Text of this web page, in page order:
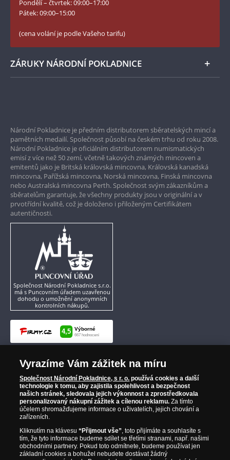
Numismatické novinky
Twitter Národní Pokladnice
LinkedIn Národní Pokladnice
Instagram Národní Pokladnice
Pondělí – čtvrtek: 09:00–17:00
Pátek: 09:00–15:00
(cena volání je podle Vašeho tarifu)
ZÁRUKY NÁRODNÍ POKLADNICE
Garance nejvyšší kvality
Pouze originální produkty
Národní Pokladnice je předním distributorem sběratelských mincí a
pamětních medailí. Společnost působí na českém trhu od roku 2008.
Národní Pokladnice je oficiálním distributorem numismatických
emisí z více než 50 zemí, včetně takových známých mincoven a
emitentů jako je Britská královská mincovna, Královská kanadská
mincovna, Pařížská mincovna, Norská mincovna, Finská mincovna
nebo Australská mincovna Perth. Společnost svým zákazníkům a
sběratelům garantuje, že všechny produkty jsou v originální a v
prvotřídní kvalitě, což je doloženo i přiloženým Certifikátem
autentičnosti.
Společnost Národní Pokladnice s.r.o.
má s Puncovním úřadem uzavřenou
dohodu o umožnění anonymních
kontrolních nákupů.
Vyrazíme Vám zážitek na míru
Společnost Národní Pokladnice, s r. o. používá cookies a další
technologie k tomu, aby zajistila spolehlivost a bezpečnost
našich stránek, sledovala jejich výkonnost a zprostředkovala
personalizovaný nákupní zážitek a cílenou reklamu. Za tímto
účelem shromažďujeme informace o uživatelích, jejich chování a
zařízeních.
Kliknutím na klávesu“Přijmout vše”, toto přijímáte a souhlasíte s
tím, že tyto informace budeme sdílet se třetími stranami, např. našimi
obchodními partnery. Pokud toto odmítnete, budeme používat jen
základní cookies a bohužel nebudete dostávat žádný